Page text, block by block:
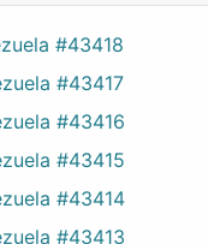
#43418
#43417
#43416
#43415
#43414
#43413